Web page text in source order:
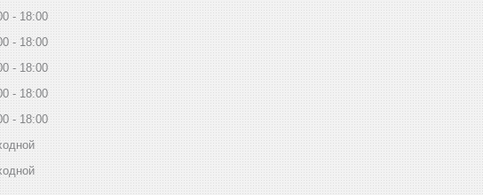
18:00
18:00
18:00
18:00
18:00